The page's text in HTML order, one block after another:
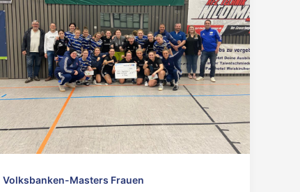
Volksbanken-Masters Frauen